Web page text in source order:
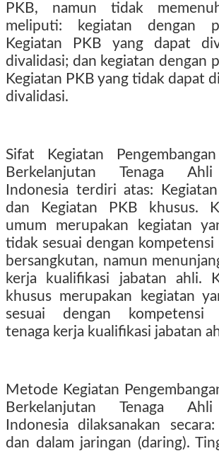
PKB, namun tidak
meliputi: kegiatan dengan
Kegiatan PKB yang dapat
divalidasi; dan kegiatan dengan
Kegiatan PKB yang tidak dapat
divalidasi.
Sifat Kegiatan
Berkelanjutan Tenaga
Indonesia terdiri atas:
dan Kegiatan PKB khusus.
umum merupakan kegiatan
tidak sesuai dengan kompetensi
bersangkutan, namun
kerja kualifikasi jabatan ahli.
khusus merupakan kegiatan
sesuai dengan kompetensi
tenaga kerja kualifikasi jabatan
Metode Kegiatan
Berkelanjutan Tenaga
Indonesia dilaksanakan
dan dalam jaringan (daring).